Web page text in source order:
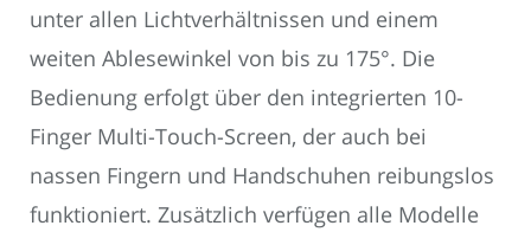
unter allen Lichtverhältnissen und einem
weiten Ablesewinkel von bis zu 175°. Die
Bedienung erfolgt über den integrierten 10-
Finger Multi-Touch-Screen, der auch bei
nassen Fingern und Handschuhen reibungslos
funktioniert. Zusätzlich verfügen alle Modelle